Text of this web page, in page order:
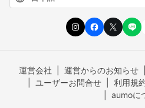
運営会社 運営からのお知らせ
ユーザーお問合せ
利用規
aumoに